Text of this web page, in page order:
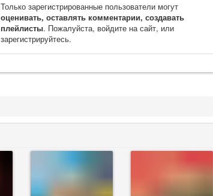
Только зарегистрированные пользователи могут
оценивать, оставлять комментарии, создавать
плейлисты. Пожалуйста, войдите на сайт, или
зарегистрируйтесь.